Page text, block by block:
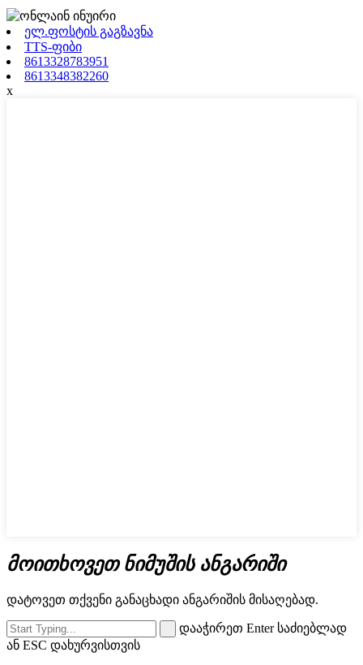
ელ.ფოსტის გაგზავნა
TTS-ფიბი
8613328783951
8613348382260
x
მოითხოვეთ ნიმუშის ანგარიში
დატოვეთ თქვენი განაცხადი ანგარიშის მისაღებად.
დააჭირეთ Enter საძიებლად
ან ESC დახურვისთვის